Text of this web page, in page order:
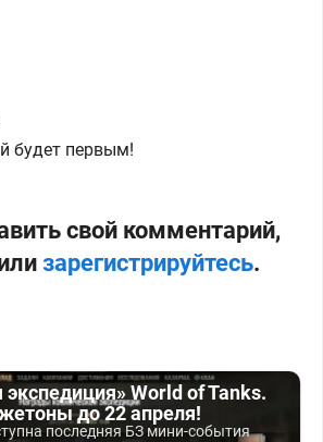
будет первым!
свой комментарий,
зарегистрируйтесь.
World of Tanks.
до 22 апреля!
последняя БЗ мини-события